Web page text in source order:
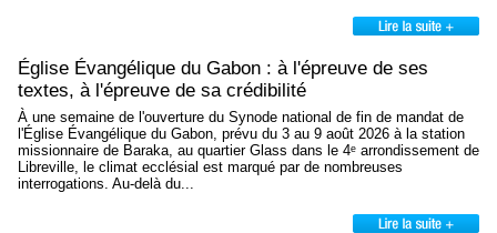
Église Évangélique du Gabon : à l'épreuve de ses
textes, à l'épreuve de sa crédibilité
À une semaine de l'ouverture du Synode national de fin de mandat de
l'Église Évangélique du Gabon, prévu du 3 au 9 août 2026 à la station
missionnaire de Baraka, au quartier Glass dans le 4ᵉ arrondissement de
Libreville, le climat ecclésial est marqué par de nombreuses
interrogations. Au-delà du...